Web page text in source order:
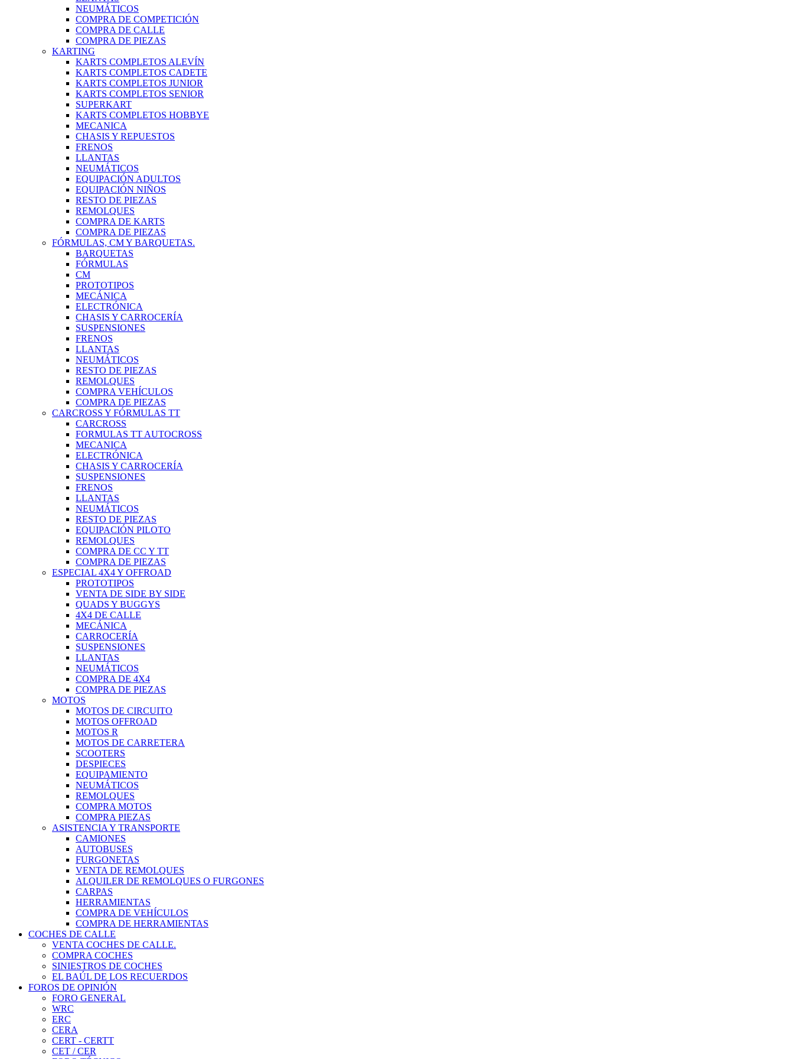
NEUMÁTICOS
COMPRA DE COMPETICIÓN
COMPRA DE CALLE
COMPRA DE PIEZAS
KARTING
KARTS COMPLETOS ALEVÍN
KARTS COMPLETOS CADETE
KARTS COMPLETOS JUNIOR
KARTS COMPLETOS SENIOR
SUPERKART
KARTS COMPLETOS HOBBYE
MECANICA
CHASIS Y REPUESTOS
FRENOS
LLANTAS
NEUMÁTICOS
EQUIPACIÓN ADULTOS
EQUIPACIÓN NIÑOS
RESTO DE PIEZAS
REMOLQUES
COMPRA DE KARTS
COMPRA DE PIEZAS
FÓRMULAS, CM Y BARQUETAS.
BARQUETAS
FÓRMULAS
CM
PROTOTIPOS
MECÁNICA
ELECTRÓNICA
CHASIS Y CARROCERÍA
SUSPENSIONES
FRENOS
LLANTAS
NEUMÁTICOS
RESTO DE PIEZAS
REMOLQUES
COMPRA VEHÍCULOS
COMPRA DE PIEZAS
CARCROSS Y FÓRMULAS TT
CARCROSS
FORMULAS TT AUTOCROSS
MECANICA
ELECTRÓNICA
CHASIS Y CARROCERÍA
SUSPENSIONES
FRENOS
LLANTAS
NEUMÁTICOS
RESTO DE PIEZAS
EQUIPACIÓN PILOTO
REMOLQUES
COMPRA DE CC Y TT
COMPRA DE PIEZAS
ESPECIAL 4X4 Y OFFROAD
PROTOTIPOS
VENTA DE SIDE BY SIDE
QUADS Y BUGGYS
4X4 DE CALLE
MECÁNICA
CARROCERÍA
SUSPENSIONES
LLANTAS
NEUMÁTICOS
COMPRA DE 4X4
COMPRA DE PIEZAS
MOTOS
MOTOS DE CIRCUITO
MOTOS OFFROAD
MOTOS R
MOTOS DE CARRETERA
SCOOTERS
DESPIECES
EQUIPAMIENTO
NEUMÁTICOS
REMOLQUES
COMPRA MOTOS
COMPRA PIEZAS
ASISTENCIA Y TRANSPORTE
CAMIONES
AUTOBUSES
FURGONETAS
VENTA DE REMOLQUES
ALQUILER DE REMOLQUES O FURGONES
CARPAS
HERRAMIENTAS
COMPRA DE VEHÍCULOS
COMPRA DE HERRAMIENTAS
COCHES DE CALLE
VENTA COCHES DE CALLE.
COMPRA COCHES
SINIESTROS DE COCHES
EL BAÚL DE LOS RECUERDOS
FOROS DE OPINIÓN
FORO GENERAL
WRC
ERC
CERA
CERT - CERTT
CET / CER